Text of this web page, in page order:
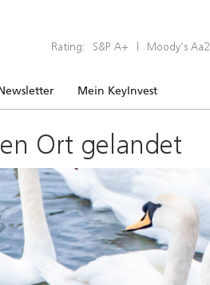
Rating: S&P A+ | Moody’s Aa2
Mein KeyInvest
Ort gelandet